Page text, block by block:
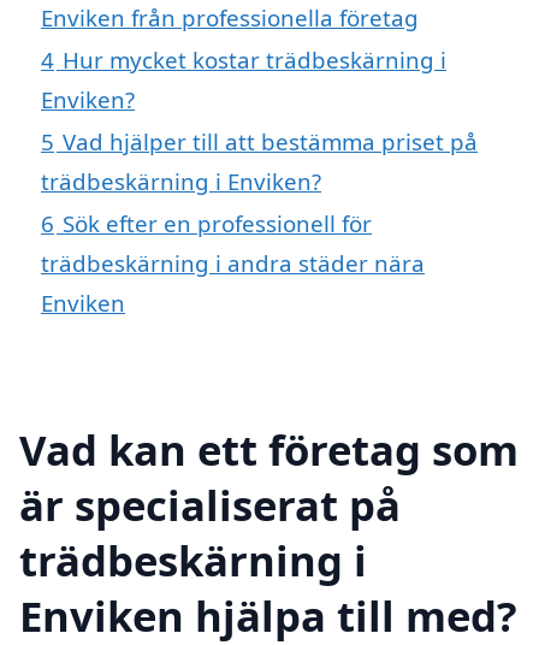
Enviken från professionella företag
4 Hur mycket kostar trädbeskärning i
Enviken?
5 Vad hjälper till att bestämma priset på
trädbeskärning i Enviken?
6 Sök efter en professionell för
trädbeskärning i andra städer nära
Enviken
Vad kan ett företag som
är specialiserat på
trädbeskärning i
Enviken hjälpa till med?